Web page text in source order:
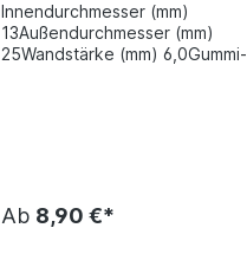
Innendurchmesser (mm)
13Außendurchmesser (mm)
25Wandstärke (mm) 6,0Gummi-
Ab 8,90 €*